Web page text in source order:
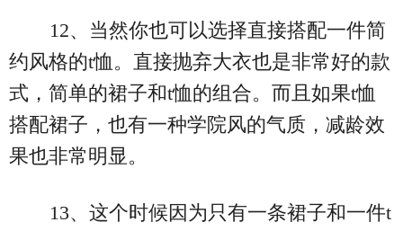
12、当然你也可以选择直接搭配一件简
约风格的t恤。直接抛弃大衣也是非常好的款
式，简单的裙子和t恤的组合。而且如果t恤
搭配裙子，也有一种学院风的气质，减龄效
果也非常明显。
13、这个时候因为只有一条裙子和一件t